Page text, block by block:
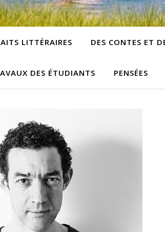
LITTÉRAIRES DES CONTES ET
DES ÉTUDIANTS PENSÉES